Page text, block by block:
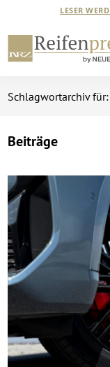
LESER
Schlagwortarchiv
Beiträge